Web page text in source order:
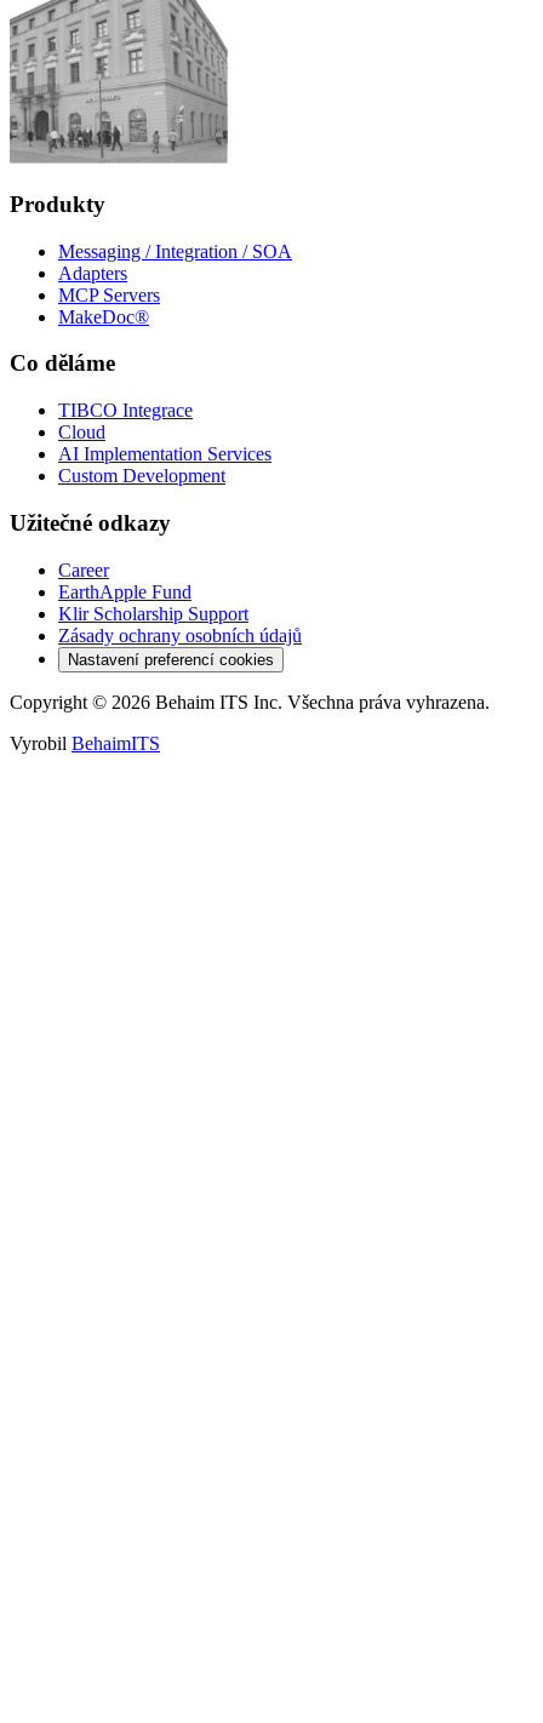
Produkty
Messaging / Integration / SOA
Adapters
MCP Servers
MakeDoc®
Co děláme
TIBCO Integrace
Cloud
AI Implementation Services
Custom Development
Užitečné odkazy
Career
EarthApple Fund
Klir Scholarship Support
Zásady ochrany osobních údajů
Nastavení preferencí cookies
Copyright © 2026 Behaim ITS Inc. Všechna práva vyhrazena.
Vyrobil BehaimITS